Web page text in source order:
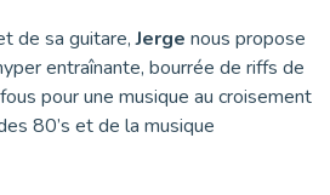
de sa guitare,Jerge nous propose
entraînante, bourrée de riffs de
pour une musique au croisement
80’s et de la musique